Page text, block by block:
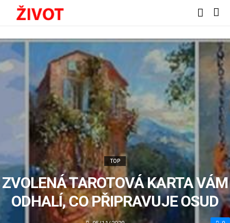
TOP
ZVOLENÁ TAROTOVÁ KARTA VÁM
ODHALÍ, CO PŘIPRAVUJE OSUD